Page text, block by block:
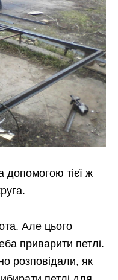
допомогою тієї ж
Але цього
приварити петлі.
розповідали, як